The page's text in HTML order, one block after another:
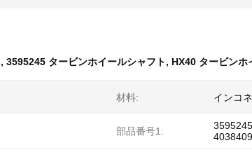
, 3595245 タービンホイールシャフト, HX40 タービンホ
材料: インコ
部品番号1: